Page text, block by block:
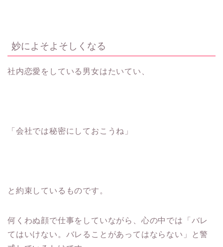
妙によそよそしくなる
社内恋愛をしている男女はたいてい、
「会社では秘密にしておこうね」
と約束しているものです。
何くわぬ顔で仕事をしていながら、心の中では「バレ
てはいけない。バレることがあってはならない」と警